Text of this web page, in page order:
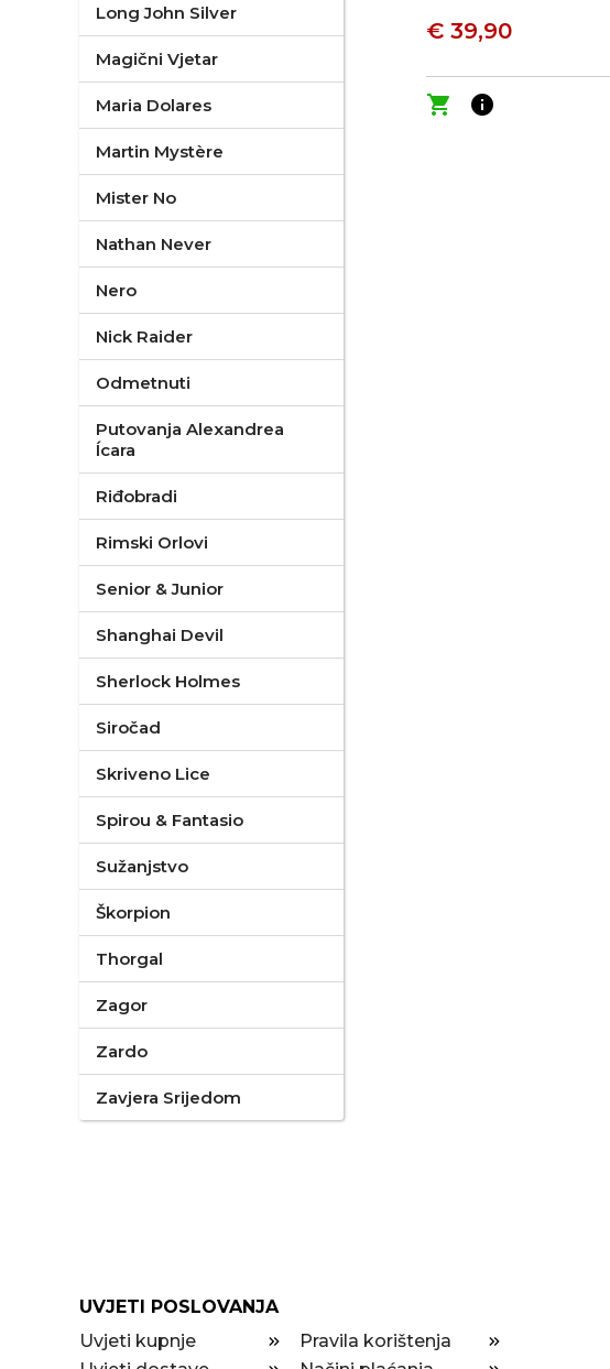
Long John Silver
Magični Vjetar
Maria Dolares
Martin Mystère
Mister No
Nathan Never
Nero
Nick Raider
Odmetnuti
Putovanja Alexandrea
Ícara
Riđobradi
Rimski Orlovi
Senior & Junior
Shanghai Devil
Sherlock Holmes
Siročad
Skriveno Lice
Spirou & Fantasio
Sužanjstvo
Škorpion
Thorgal
Zagor
Zardo
Zavjera Srijedom
€ 39,90
shopping_cart info
UVJETI POSLOVANJA
Uvjeti kupnje
Pravila korištenja